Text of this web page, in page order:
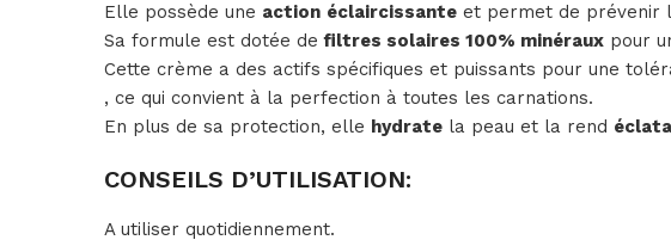
Elle possède une action éclaircissante et permet de prévenir
Sa formule est dotée de filtres solaires 100% minéraux pour
Cette crème a des actifs spécifiques et puissants pour une
, ce qui convient à la perfection à toutes les carnations.
En plus de sa protection, elle hydrate la peau et la rend
CONSEILS D’UTILISATION:
A utiliser quotidiennement.